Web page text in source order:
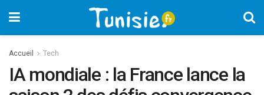
Accueil Tech
IA mondiale : la France lance la